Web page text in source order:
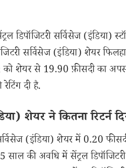
सर्विसेज (इंडिया)
सर्विसेज (इंडिया) शेयर
शेयर से 19.90 फ़ीसदी का
दी है.
शेयर ने कितना रिटर्न
(इंडिया) शेयर में 0.20
की अवधि में सेंट्रल